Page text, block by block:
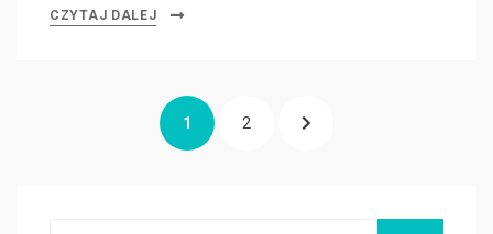
CZYTAJ DALEJ
PAGE
1 PAGE
2 NEXT